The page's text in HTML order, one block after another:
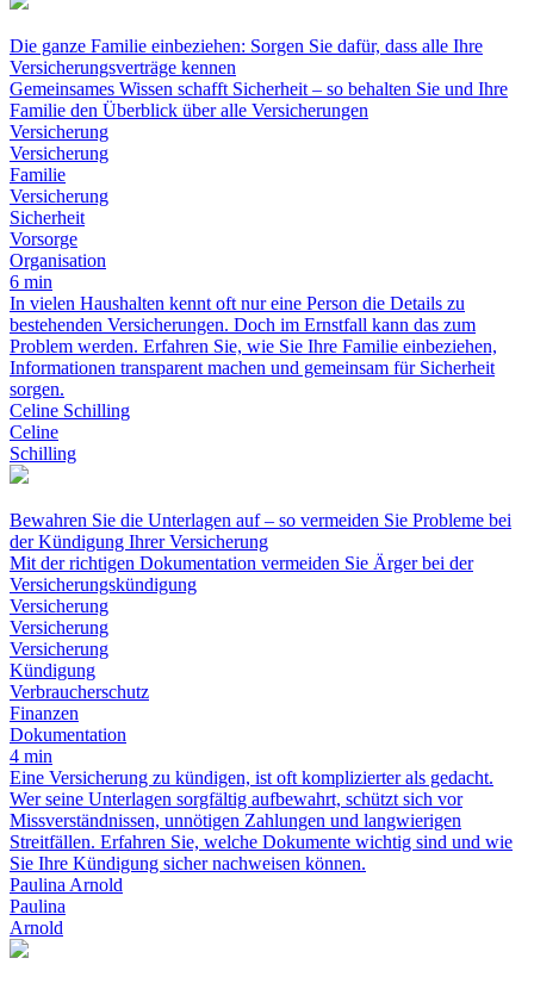
Die ganze Familie einbeziehen: Sorgen Sie dafür, dass alle Ihre
Versicherungsverträge kennen
Gemeinsames Wissen schafft Sicherheit – so behalten Sie und Ihre
Familie den Überblick über alle Versicherungen
Versicherung
Versicherung
Familie
Versicherung
Sicherheit
Vorsorge
Organisation
6 min
In vielen Haushalten kennt oft nur eine Person die Details zu
bestehenden Versicherungen. Doch im Ernstfall kann das zum
Problem werden. Erfahren Sie, wie Sie Ihre Familie einbeziehen,
Informationen transparent machen und gemeinsam für Sicherheit
sorgen.
Celine Schilling
Celine
Schilling
Bewahren Sie die Unterlagen auf – so vermeiden Sie Probleme bei
der Kündigung Ihrer Versicherung
Mit der richtigen Dokumentation vermeiden Sie Ärger bei der
Versicherungs­kündigung
Versicherung
Versicherung
Versicherung
Kündigung
Verbraucherschutz
Finanzen
Dokumentation
4 min
Eine Versicherung zu kündigen, ist oft komplizierter als gedacht.
Wer seine Unterlagen sorgfältig aufbewahrt, schützt sich vor
Missverständnissen, unnötigen Zahlungen und langwierigen
Streitfällen. Erfahren Sie, welche Dokumente wichtig sind und wie
Sie Ihre Kündigung sicher nachweisen können.
Paulina Arnold
Paulina
Arnold